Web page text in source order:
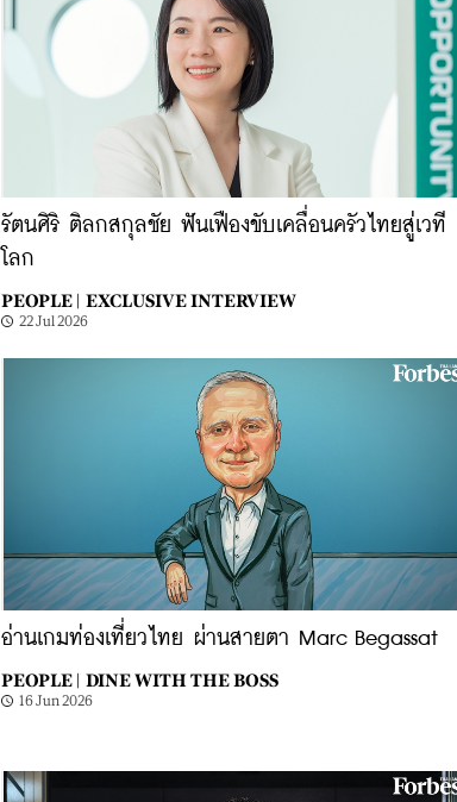
รัตนศิริ ติลกสกุลชัย ฟันเฟืองขับเคลื่อนครัวไทยสู่เวที
โลก
PEOPLE | EXCLUSIVE INTERVIEW
22 Jul 2026
อ่านเกมท่องเที่ยวไทย ผ่านสายตา Marc Begassat
PEOPLE | DINE WITH THE BOSS
16 Jun 2026